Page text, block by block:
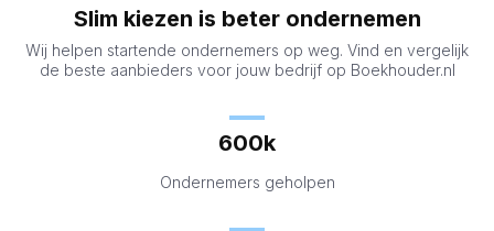
Slim kiezen is beter ondernemen
Wij helpen startende ondernemers op weg. Vind en vergelijk
de beste aanbieders voor jouw bedrijf op Boekhouder.nl
600k
Ondernemers geholpen